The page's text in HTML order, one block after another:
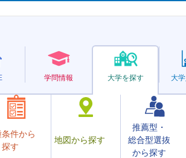
学問情報 大学を探す
件から
探す
地図から探す
推薦型・
総合型選抜
から探す
大学